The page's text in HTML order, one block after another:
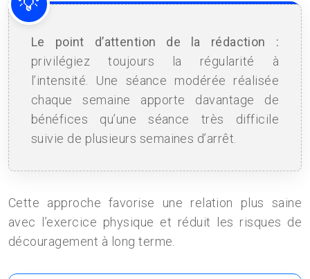
Le point d’attention de la rédaction :
privilégiez toujours la régularité à
l’intensité. Une séance modérée réalisée
chaque semaine apporte davantage de
bénéfices qu’une séance très difficile
suivie de plusieurs semaines d’arrêt.
Cette approche favorise une relation plus saine
avec l’exercice physique et réduit les risques de
découragement à long terme.